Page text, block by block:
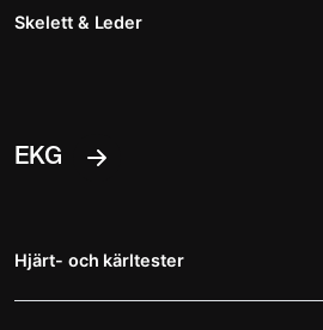
Skelett & Leder
EKG
Hjärt- och kärltester